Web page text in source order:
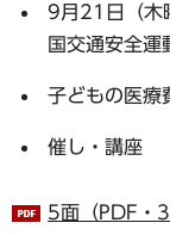
9月21日（木
国交通安全運
子どもの医
催し・講座
5面（PDF・